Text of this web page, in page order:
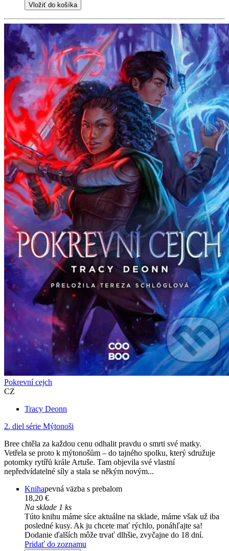
Vložiť do košíka
Pokrevní cejch
CZ
Tracy Deonn
2. diel série Mýtonoši
Bree chtěla za každou cenu odhalit pravdu o smrti své matky.
Vetřela se proto k mýtonošům – do tajného spolku, který sdružuje
potomky rytířů krále Artuše. Tam objevila své vlastní
nepředvídatelné síly a stala se někým novým...
Knihapevná väzba s prebalom
18,20 €
Na sklade 1 ks
Túto knihu máme síce aktuálne na sklade, máme však už iba
posledné kusy. Ak ju chcete mať rýchlo, ponáhľajte sa!
Dodanie ďalších môže trvať dlhšie, zvyčajne do 18 dní.
Pridať do zoznamu